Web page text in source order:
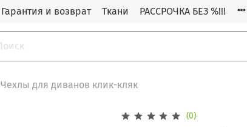
Гарантия и возврат Ткани РАССРОЧКА БЕЗ %!!!
Чехлы для диванов клик-кляк
(0)